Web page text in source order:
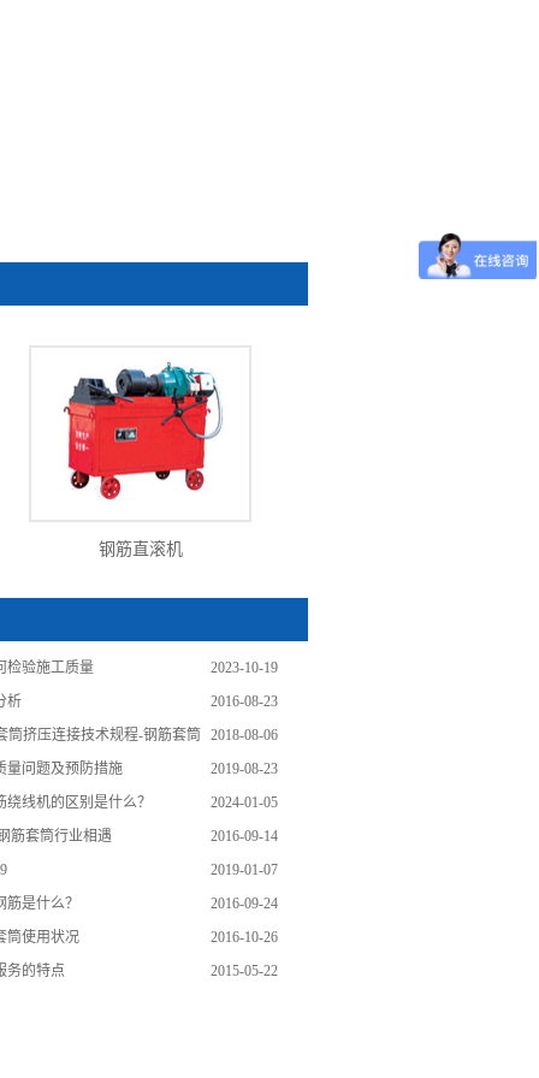
钢筋直滚机
2023-10-19
检验施工质量
2016-08-23
析
2018-08-06
筒挤压连接技术规程-钢筋套筒
2019-08-23
量问题及预防措施
2024-01-05
线机的区别是什么？
2016-09-14
筋套筒行业相遇
2019-01-07
2016-09-24
是什么？
2016-10-26
筒使用状况
2015-05-22
务的特点